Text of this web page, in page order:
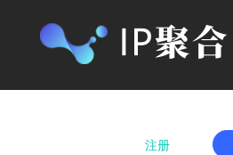
首页 产品购买
注册